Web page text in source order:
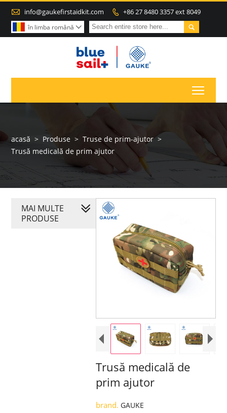
 info@gaukefirstaidkit.com  +86 27 8480 3357 ext 8049

în limba română 
acasă > Produse > Truse de prim-ajutor >
Trusă medicală de prim ajutor
Trusă medicală de
prim ajutor
brand. GAUKE
MAI MULTE
PRODUSE